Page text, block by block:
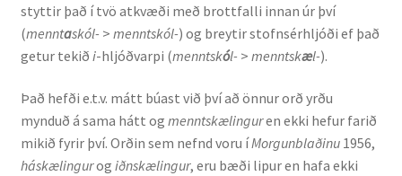
Staða íslenskunnar
Ritverk og erindi
Bækur
Önnur ritverk
styttir það í tvö atkvæði með brottfalli innan úr því
(menntaskól- > menntskól-) og breytir stofnsérhljóði ef það
getur tekið i-hljóðvarpi (menntskól- > menntskæl-).
Það hefði e.t.v. mátt búast við því að önnur orð yrðu
mynduð á sama hátt og menntskælinguren ekki hefur farið
mikið fyrir því. Orðin sem nefnd voru íMorgunblaðinu 1956,
háskælingurog iðnskælingur, eru bæði lipur en hafa ekki